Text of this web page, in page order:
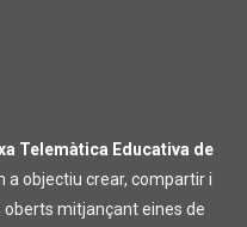
Telemàtica Educativa de
a objectiu crear, compartir i
mitjançant eines de